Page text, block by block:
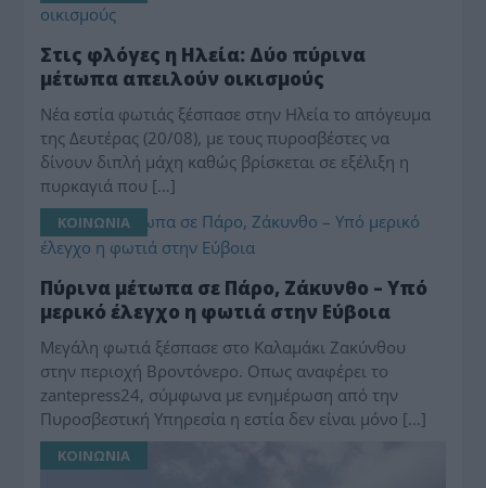
Στις φλόγες η Ηλεία: Δύο πύρινα
μέτωπα απειλούν οικισμούς
Νέα εστία φωτιάς ξέσπασε στην Ηλεία το απόγευμα
της Δευτέρας (20/08), με τους πυροσβέστες να
δίνουν διπλή μάχη καθώς βρίσκεται σε εξέλιξη η
πυρκαγιά που […]
ΚΟΙΝΩΝΙΑ
Πύρινα μέτωπα σε Πάρο, Ζάκυνθο – Υπό
μερικό έλεγχο η φωτιά στην Εύβοια
Μεγάλη φωτιά ξέσπασε στο Καλαμάκι Ζακύνθου
στην περιοχή Βροντόνερο. Οπως αναφέρει το
zantepress24, σύμφωνα με ενημέρωση από την
Πυροσβεστική Υπηρεσία η εστία δεν είναι μόνο […]
ΚΟΙΝΩΝΙΑ